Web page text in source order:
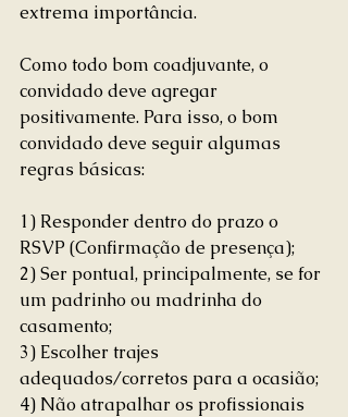
extrema importância.
Como todo bom coadjuvante, o
convidado deve agregar
positivamente. Para isso, o bom
convidado deve seguir algumas
regras básicas:
1) Responder dentro do prazo o
RSVP (Confirmação de presença);
2) Ser pontual, principalmente, se for
um padrinho ou madrinha do
casamento;
3) Escolher trajes
adequados/corretos para a ocasião;
4) Não atrapalhar os profissionais